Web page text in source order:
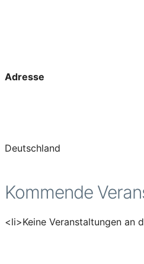
Adresse
Deutschland
Kommende
<li>Keine Veranstaltungen an